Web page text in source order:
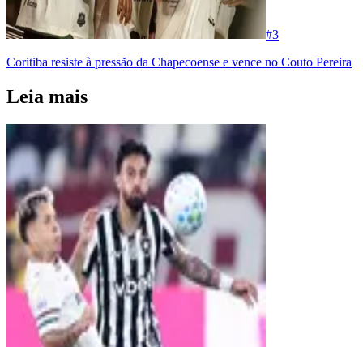
#3
Coritiba resiste à pressão da Chapecoense e vence no Couto Pereira
Leia mais